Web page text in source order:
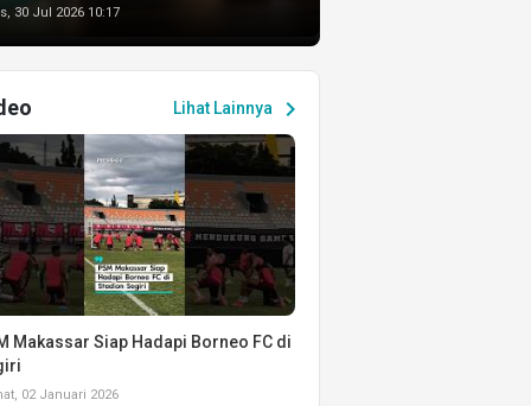
30 Jul 2026 10:17
Lihat Lainnya chevron_right
Makassar Siap Hadapi Borneo FC di
02 Januari 2026